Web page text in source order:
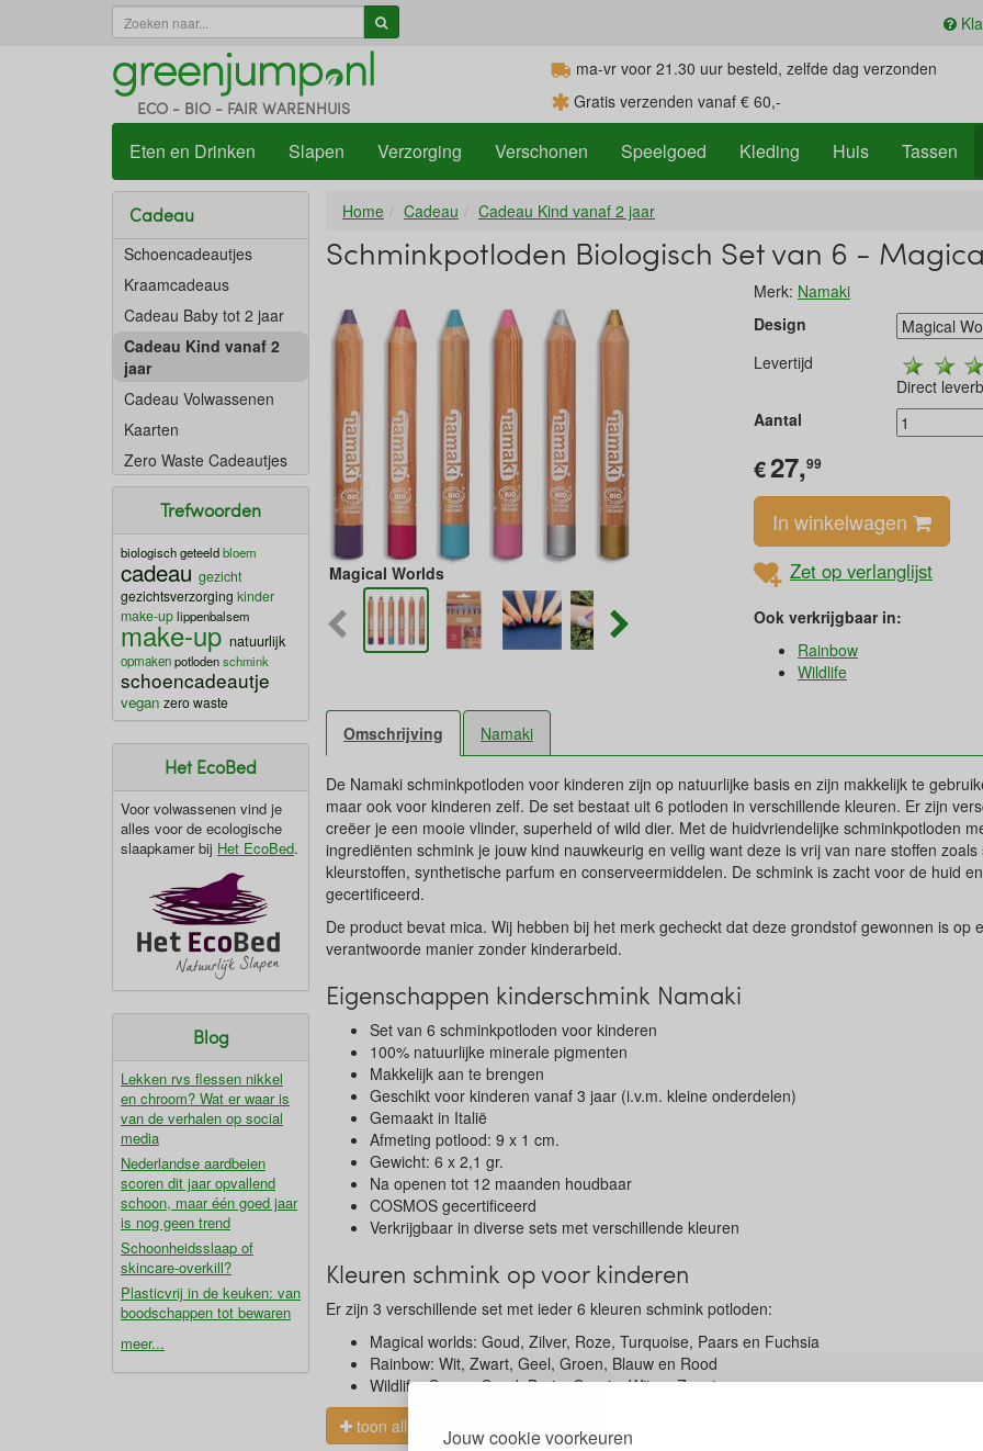
Jouw cookie voorkeuren
ECO - BIO - FAIR WARENHUIS
ma-vr voor 21.30 uur besteld, zelfde dag verzonden
Gratis verzenden vanaf € 60,-
Eten en Drinken Slapen Verzorging Verschonen Speelgoed Kleding Huis Tassen
Cadeau
Schoencadeautjes
Kraamcadeaus
Cadeau Baby tot 2 jaar
Cadeau Kind vanaf 2
jaar
Cadeau Volwassenen
Kaarten
Zero Waste Cadeautjes
Trefwoorden
biologisch geteeldbloem
cadeau gezicht
gezichtsverzorging kinder
make-uplippenbalsem
make-up natuurlijk
opmakenpotlodenschmink
schoencadeautje
vegan zero waste
Het EcoBed
Voor volwassenen vind je
alles voor de ecologische
slaapkamer bij Het EcoBed.
Blog
Lekken rvs flessen nikkel
en chroom? Wat er waar is
van de verhalen op social
media
Nederlandse aardbeien
scoren dit jaar opvallend
schoon, maar één goed jaar
is nog geen trend
Schoonheidsslaap of
skincare-overkill?
Plasticvrij in de keuken: van
boodschappen tot bewaren
meer...
Home Cadeau Cadeau Kind vanaf 2 jaar
Schminkpotloden Biologisch Set van 6 -
Magical Worlds
Merk: Namaki
Design
Levertijd
Direct
Aantal
€27,99
In winkelwagen
Zet op verlanglijst
Ook verkrijgbaar in:
Rainbow
Wildlife
Omschrijving Namaki
De Namaki schminkpotloden voor kinderen zijn op natuurlijke basis en zijn makkelijk te
maar ook voor kinderen zelf. De set bestaat uit 6 potloden in verschillende kleuren. Er zijn
creëer je een mooie vlinder, superheld of wild dier. Met de huidvriendelijke schminkpotloden
ingrediënten schmink je jouw kind nauwkeurig en veilig want deze is vrij van nare stoffen
kleurstoffen, synthetische parfum en conserveermiddelen. De schmink is zacht voor de huid
gecertificeerd.
De product bevat mica. Wij hebben bij het merk gecheckt dat deze grondstof gewonnen is op
verantwoorde manier zonder kinderarbeid.
Eigenschappen kinderschmink Namaki
Set van 6 schminkpotloden voor kinderen
100% natuurlijke minerale pigmenten
Makkelijk aan te brengen
Geschikt voor kinderen vanaf 3 jaar (i.v.m. kleine onderdelen)
Gemaakt in Italië
Afmeting potlood: 9 x 1 cm.
Gewicht: 6 x 2,1 gr.
Na openen tot 12 maanden houdbaar
COSMOS gecertificeerd
Verkrijgbaar in diverse sets met verschillende kleuren
Kleuren schmink op voor kinderen
Er zijn 3 verschillende set met ieder 6 kleuren schmink potloden:
Magical worlds: Goud, Zilver, Roze, Turquoise, Paars en Fuchsia
Rainbow: Wit, Zwart, Geel, Groen, Blauw en Rood
Wildlife: Groen, Goud, Bruin, Oranje, Wit en Zwart
toon alles